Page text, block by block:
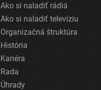
Ako si naladiť rádiá
Ako si naladiť televíziu
Organizačná štruktúra
História
Kariéra
Rada
Úhrady